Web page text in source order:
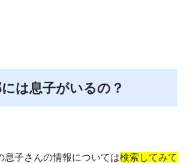
は息子がいるの？
息子さんの情報については検索してみて